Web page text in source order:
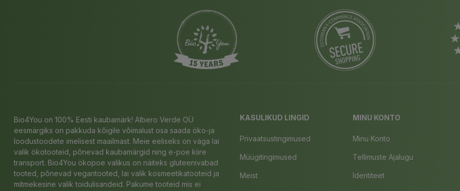
Bio4You on 100% Eesti kaubamärk! Albero Verde OÜ
eesmärgiks on pakkuda kõigile võimalust osa saada öko-ja
loodustoodete imelisest maailmast. Meie eeliseks on väga lai
valik ökotooteid, põnevad kaubamärgid ning e-poe kiire
transport. Bio4You ökopoe valikus on näiteks gluteenivabad
tooted, põnevad vegantooted, lai valik kosmeetikatooteid ja
mitmekesine valik toidulisandeid. Pakume tooteid mis ei
KASULIKUD LINGID
Privaatsustingimused
Müügitingimused
Meist
MINU KONTO
Minu Konto
Tellimuste Ajalugu
Identiteet